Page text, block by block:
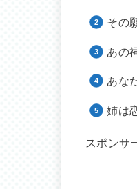
その
あの
あな
姉は
スポンサ